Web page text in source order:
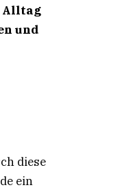
Alltag
und
diese
ein